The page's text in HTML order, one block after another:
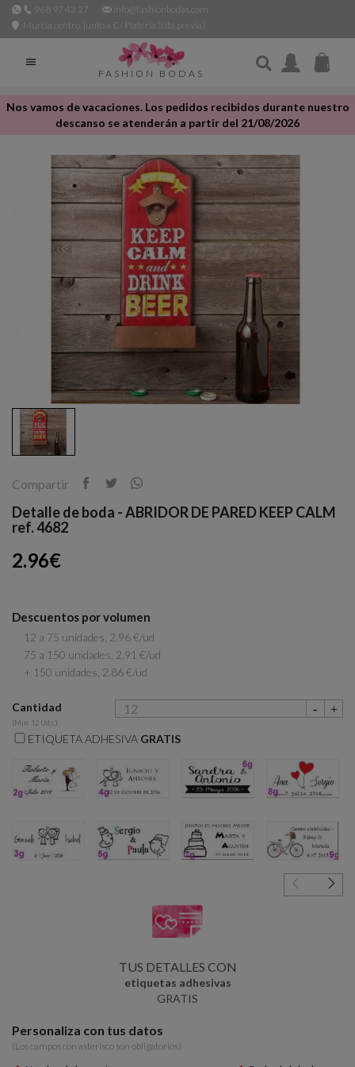
968 97 42 27
info@fashionbodas.com
Murcia centro, junto a C/ Platería (cita previa)

FASHION BODAS
Nos vamos de vacaciones. Los pedidos recibidos durante nuestro
descanso se atenderán a partir del 21/08/2026
Compartir
Detalle de boda - ABRIDOR DE PARED KEEP CALM
ref. 4682
2.96€
Descuentos por volumen
12 a 75 unidades, 2.96 €/ud
75 a 150 unidades, 2.91 €/ud
+ 150 unidades, 2.86 €/ud
Cantidad
(Min. 12 Uds.)
ETIQUETA ADHESIVA GRATIS
TUS DETALLES CON
etiquetas adhesivas
GRATIS
Personaliza con tus datos
(Los campos con asterísco son obligatorios)